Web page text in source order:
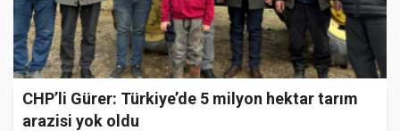
CHP’li Gürer: Türkiye’de 5 milyon hektar tarım
arazisi yok oldu